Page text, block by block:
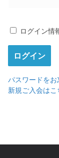
ログイン情
パスワードをお
新規ご入会はこ